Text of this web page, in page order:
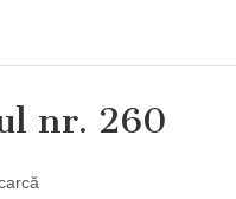
nr. 260